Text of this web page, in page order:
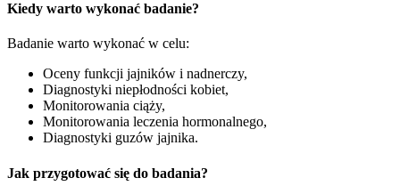
Kiedy warto wykonać badanie?
Badanie warto wykonać w celu:
Oceny funkcji jajników i nadnerczy,
Diagnostyki niepłodności kobiet,
Monitorowania ciąży,
Monitorowania leczenia hormonalnego,
Diagnostyki guzów jajnika.
Jak przygotować się do badania?